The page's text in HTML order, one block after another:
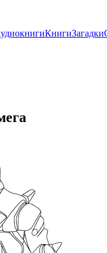
КнигиЗагадки